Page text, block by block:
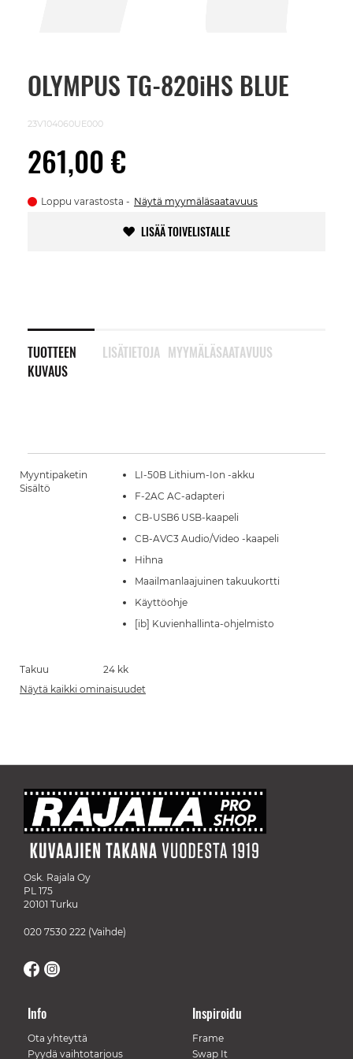
OLYMPUS TG-820iHS BLUE
23V104060UE000
261,00 €
Loppu varastosta Näytä myymäläsaatavuus
LISÄÄ TOIVELISTALLE
TUOTTEEN
KUVAUS
LISÄTIETOJA MYYMÄLÄSAATAVUUS
Skip
images
gallery
Myyntipaketin
Sisältö
LI-50B Lithium-Ion -akku
F-2AC AC-adapteri
CB-USB6 USB-kaapeli
CB-AVC3 Audio/Video -kaapeli
Hihna
Maailmanlaajuinen takuukortti
Käyttöohje
[ib] Kuvienhallinta-ohjelmisto
Takuu
24 kk
Näytä kaikki ominaisuudet
Osk. Rajala Oy
PL 175
20101 Turku
020 7530 222 (Vaihde)
Info
Ota yhteyttä
Pyydä vaihtotarjous
Inspiroidu
Frame
Swap It